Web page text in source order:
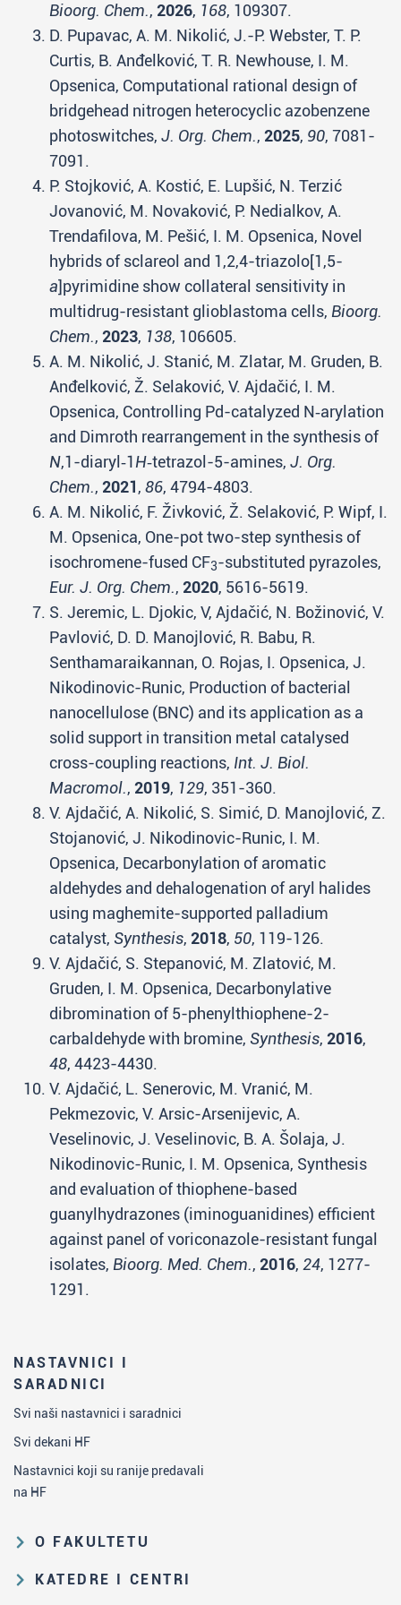
NASTAVNICI I
SARADNICI
Svi naši nastavnici i saradnici
Svi dekani HF
Nastavnici koji su ranije predavali
na HF
O FAKULTETU
Obrazovna i naučna delatnost
KATEDRE I CENTRI
Bioorg. Chem., 2026, 168, 109307.
D. Pupavac, A. M. Nikolić, J.-P. Webster, T. P.
Curtis, B. Anđelković, T. R. Newhouse, I. M.
Opsenica, Computational rational design of
bridgehead nitrogen heterocyclic azobenzene
photoswitches, J. Org. Chem., 2025, 90, 7081-
7091.
P. Stojković, A. Kostić, E. Lupšić, N. Terzić
Jovanović, M. Novaković, P. Nedialkov, A.
Trendafilova, M. Pešić, I. M. Opsenica, Novel
hybrids of sclareol and 1,2,4-triazolo[1,5-
a]pyrimidine show collateral sensitivity in
multidrug-resistant glioblastoma cells, Bioorg.
Chem., 2023, 138, 106605.
A. M. Nikolić, J. Stanić, M. Zlatar, M. Gruden, B.
Anđelković, Ž. Selaković, V. Ajdačić, I. M.
Opsenica, Controlling Pd-catalyzed N‑arylation
and Dimroth rearrangement in the synthesis of
N,1-diaryl‑1H‑tetrazol-5-amines, J. Org.
Chem., 2021, 86, 4794-4803.
A. M. Nikolić, F. Živković, Ž. Selaković, P. Wipf, I.
M. Opsenica, One-pot two-step synthesis of
isochromene-fused CF3-substituted pyrazoles,
Eur. J. Org. Chem., 2020, 5616-5619.
S. Jeremic, L. Djokic, V, Ajdačić, N. Božinović, V.
Pavlović, D. D. Manojlović, R. Babu, R.
Senthamaraikannan, O. Rojas, I. Opsenica, J.
Nikodinovic-Runic, Production of bacterial
nanocellulose (BNC) and its application as a
solid support in transition metal catalysed
cross-coupling reactions, Int. J. Biol.
Macromol., 2019, 129, 351-360.
V. Ajdačić, A. Nikolić, S. Simić, D. Manojlović, Z.
Stojanović, J. Nikodinovic-Runic, I. M.
Opsenica, Decarbonylation of aromatic
aldehydes and dehalogenation of aryl halides
using maghemite-supported palladium
catalyst, Synthesis, 2018, 50, 119-126.
V. Ajdačić, S. Stepanović, M. Zlatović, M.
Gruden, I. M. Opsenica, Decarbonylative
dibromination of 5-phenylthiophene-2-
carbaldehyde with bromine, Synthesis, 2016,
48, 4423-4430.
V. Ajdačić, L. Senerovic, M. Vranić, M.
Pekmezovic, V. Arsic-Arsenijevic, A.
Veselinovic, J. Veselinovic, B. A. Šolaja, J.
Nikodinovic-Runic, I. M. Opsenica, Synthesis
and evaluation of thiophene-based
guanylhydrazones (iminoguanidines) efficient
against panel of voriconazole-resistant fungal
isolates, Bioorg. Med. Chem., 2016, 24, 1277-
1291.